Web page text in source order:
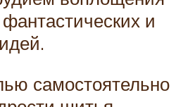
и
самостоятельно